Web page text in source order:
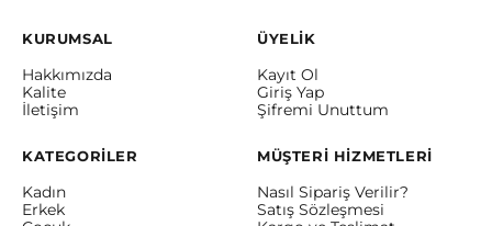
KURUMSAL
Hakkımızda
Kalite
İletişim
ÜYELİK
Kayıt Ol
Giriş Yap
Şifremi Unuttum
KATEGORİLER
Kadın
Erkek
MÜŞTERİ HİZMETLERİ
Nasıl Sipariş Verilir?
Satış Sözleşmesi